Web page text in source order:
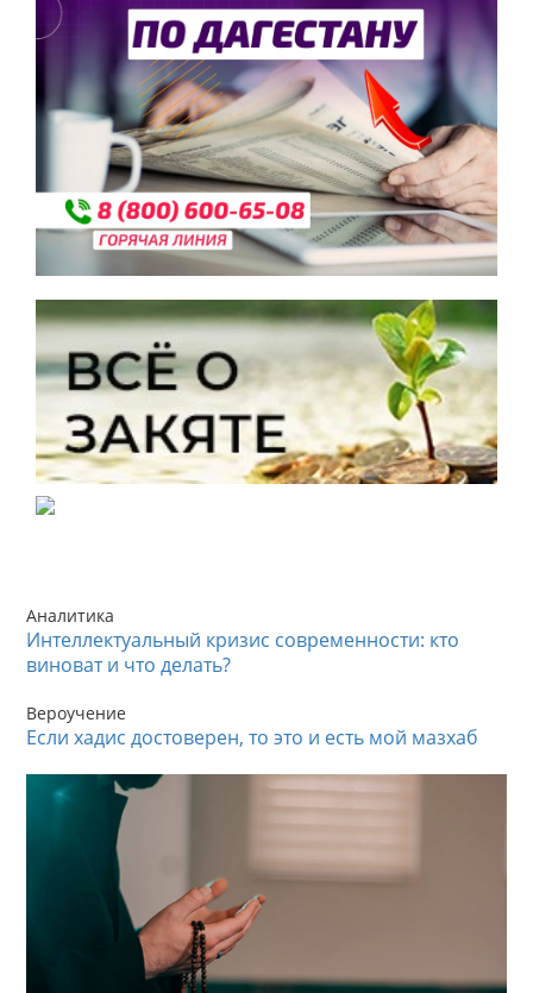
Аналитика
Интеллектуальный кризис современности: кто
виноват и что делать?
Вероучение
Если хадис достоверен, то это и есть мой мазхаб